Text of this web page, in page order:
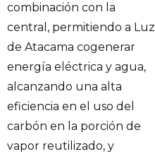
combinación con la
central, permitiendo a Luz
de Atacama cogenerar
energía eléctrica y agua,
alcanzando una alta
eficiencia en el uso del
carbón en la porción de
vapor reutilizado, y